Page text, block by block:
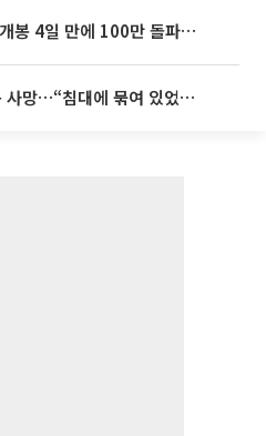
놀란 감독 '오디세이', 개봉 4일 만에 100만 돌파⋯'왕사남' 보다 빠르다
천안 교회서 11세 아동 사망…“침대에 묶여 있었다” 진술 확보